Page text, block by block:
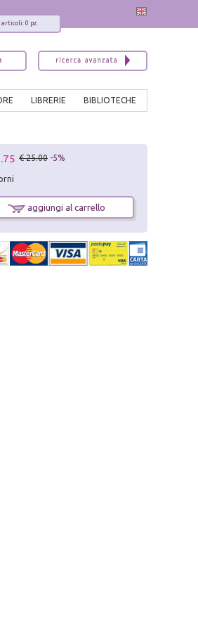
articoli: 0 pz.
BIBLIOTECHE
LIBRERIE
€ 25.00 -5%
aggiungi al carrello
x
libri?
novità, potrai
desideri.